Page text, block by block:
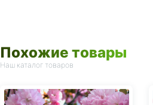
Похожие товары
Наш каталог товаров